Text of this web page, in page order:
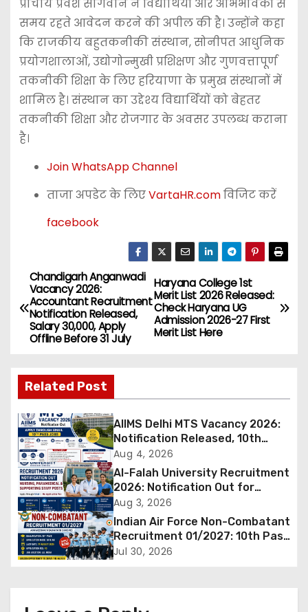
प्राचार्य प्रवेश सांगवान ने विद्यार्थियों और अभिभावकों से
समय रहते आवेदन करने की अपील की है। उन्होंने कहा
कि राजकीय बहुतकनीकी संस्थान, सोनीपत आधुनिक
प्रयोगशालाओं, उद्योगोन्मुखी प्रशिक्षण और गुणवत्तापूर्ण
तकनीकी शिक्षा के लिए हरियाणा के प्रमुख संस्थानों में
शामिल है। संस्थान का उद्देश्य विद्यार्थियों को बेहतर
तकनीकी शिक्षा और रोजगार के अवसर उपलब्ध कराना
है।
Join WhatsApp Channel
ताजा अपडेट के लिएVartaHR.comविजिट करें
facebook
P
o
s
t
n
a
v
i
g
a
Haryana College 1st
Merit List 2026 Released:
Check Haryana UG
Admission 2026-27 First
Merit List Here
Chandigarh Anganwadi
Vacancy 2026:
Accountant Recruitment
Notification Released,
Salary ₹30,000, Apply
Offline Before 31 July
Related Post
AIIMS Delhi MTS Vacancy 2026:
Notification Released, 10th
Pass Candidates Can Apply
Through Email
Aug 4, 2026
Al-Falah University Recruitment
2026: Notification Out for
Nursing, Paramedical &
Supporting Staff Posts, Apply
Through Email
Aug 3, 2026
Indian Air Force Non-Combatant
Recruitment 01/2027: 10th Pass
Candidates Can Apply Offline,
Jul 30, 2026